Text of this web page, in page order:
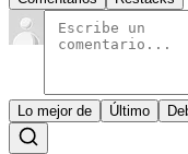
Lo mejor de Último